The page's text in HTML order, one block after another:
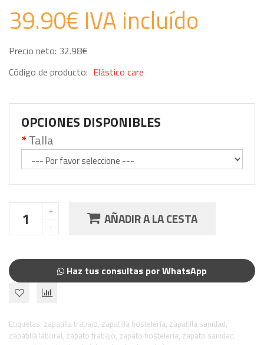
39.90€ IVA incluído
Precio neto: 32.98€
Código de producto: Elástico care
OPCIONES DISPONIBLES
Talla
AÑADIR A LA CESTA
Haz tus consultas por WhatsApp
Etiquetas: zapatilla trabajo, zapatilla hostelería, zapatilla sanidad,
zapatilla laboral, zapato trabajo, zapato hostelería, zapato sanidad,